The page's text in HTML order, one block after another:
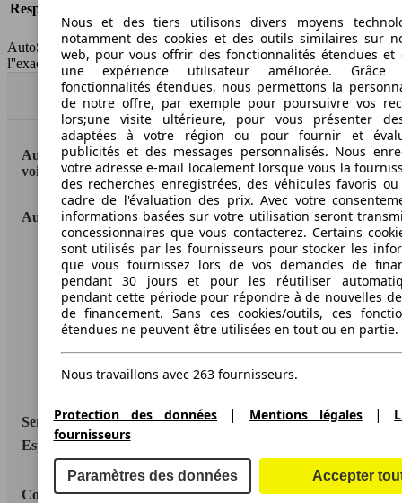
Responsabilité civile
HSN/TSN
n.c./n.c.
AutoScout24 France SAS décline toute responsabilité concernant
l''exactitude des indications fournies.
Haut
AutoScout24: la plus grande plateforme en ligne de
voitures en Europe
AutoScout24
A propos d'AutoScout24
Conditions d'utilisation
Informations légales
Protection des données
Accessibility Statement
Service
Espace Pro
Contact
Nous et des tiers utilisons divers moyens
notamment des cookies et des outils similaires sur
web, pour vous offrir des fonctionnalités étendues et
une expérience utilisateur améliorée.
fonctionnalités étendues, nous permettons la
de notre offre, par exemple pour poursuivre vos
lors;une visite ultérieure, pour vous présenter
adaptées à votre région ou pour fournir et
publicités et des messages personnalisés. Nous
votre adresse e-mail localement lorsque vous la
des recherches enregistrées, des véhicules favoris
cadre de l'évaluation des prix. Avec votre
informations basées sur votre utilisation seront
concessionnaires que vous contacterez. Certains
sont utilisés par les fournisseurs pour stocker les
que vous fournissez lors de vos demandes de
pendant 30 jours et pour les réutiliser
pendant cette période pour répondre à de nouvelles
de financement. Sans ces cookies/outils, ces
étendues ne peuvent être utilisées en tout ou en partie.
Nous travaillons avec 263 fournisseurs.
Protection des données | Mentions légales|
fournisseurs
Paramètres des données Accepter